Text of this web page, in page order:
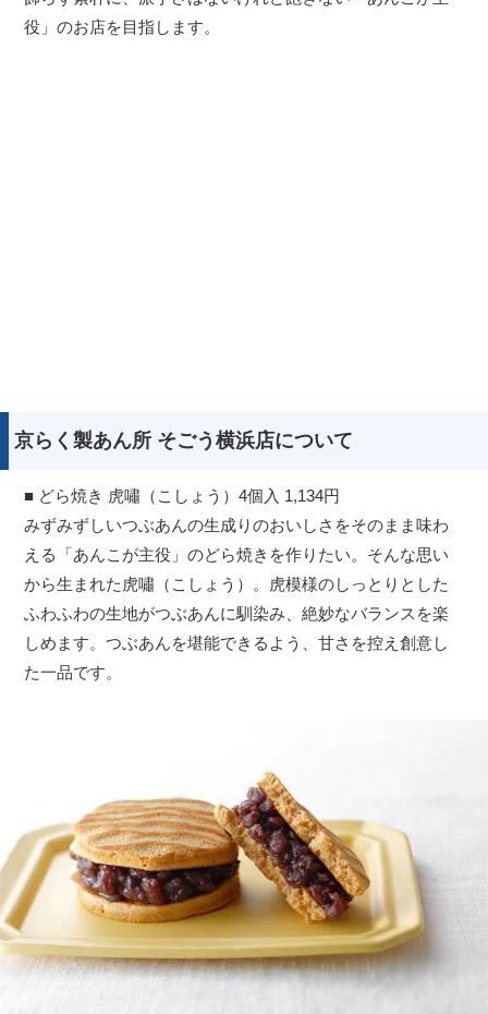
役」のお店を目指します。
京らく製あん所 そごう横浜店について
■ どら焼き 虎嘯（こしょう）4個入 1,134円
みずみずしいつぶあんの生成りのおいしさをそのまま味わ
える「あんこが主役」のどら焼きを作りたい。そんな思い
から生まれた虎嘯（こしょう）。虎模様のしっとりとした
ふわふわの生地がつぶあんに馴染み、絶妙なバランスを楽
しめます。つぶあんを堪能できるよう、甘さを控え創意し
た一品です。